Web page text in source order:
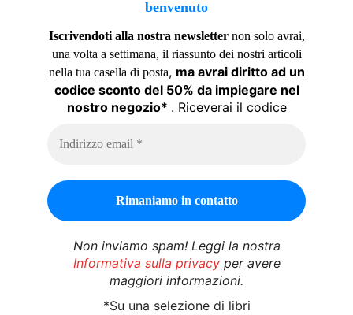
benvenuto
Iscrivendoti alla nostra newsletternon solo avrai,
una volta a settimana, il riassunto dei nostri articoli
nella tua casella di posta, ma avrai diritto ad un
codice sconto del 50% da impiegare nel
nostro negozio* . Riceverai il codice
Non inviamo spam! Leggi la nostra
Informativa sulla privacyper avere
maggiori informazioni.
*Su una selezione di libri